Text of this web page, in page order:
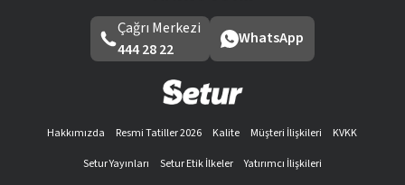
Çağrı Merkezi
444 28 22
WhatsApp
Hakkımızda Resmi Tatiller 2026 Kalite Müşteri İlişkileri
KVKK
Setur Yayınları
Setur Etik İlkeler
Yatırımcı İlişkileri